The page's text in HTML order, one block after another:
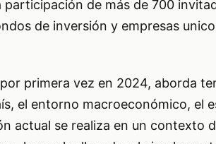
participación de más de 700
de inversión y empresas
primera vez en 2024, aborda
el entorno macroeconómico, el
actual se realiza en un contexto